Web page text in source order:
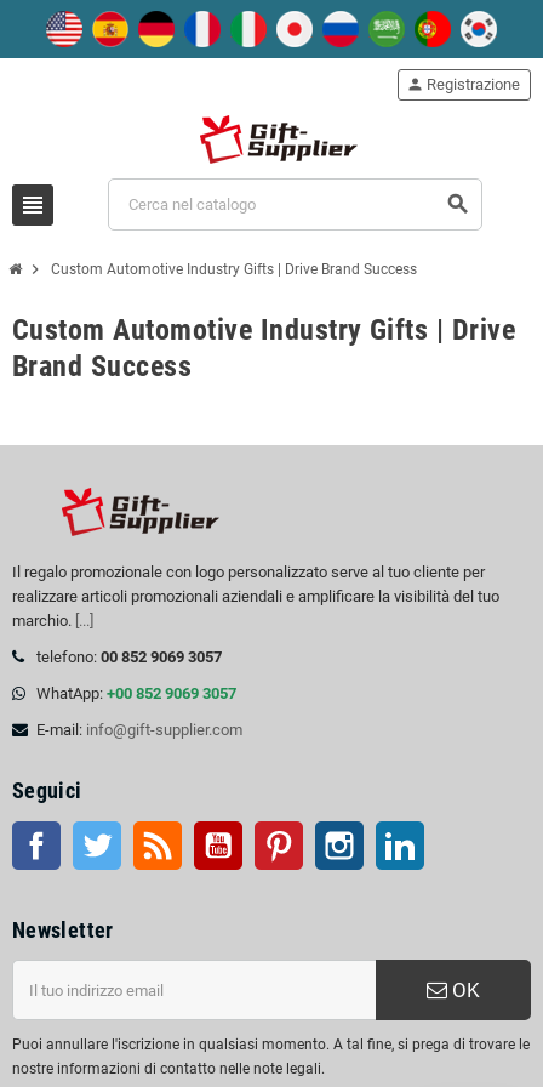
view_headline search
person Registrazione
chevron_right Custom Automotive Industry Gifts | Drive Brand Success
Custom Automotive Industry Gifts | Drive
Brand Success
Il regalo promozionale con logo personalizzato serve al tuo cliente per
realizzare articoli promozionali aziendali e amplificare la visibilità del tuo
marchio. [...]
telefono: 00 852 9069 3057
WhatApp: +00 852 9069 3057
E-mail: info@gift-supplier.com
Seguici
Facebook Twitter RSS Youtube Pinterest Instagram
Newsletter
OK
Puoi annullare l'iscrizione in qualsiasi momento. A tal fine, si prega di trovare le
nostre informazioni di contatto nelle note legali.